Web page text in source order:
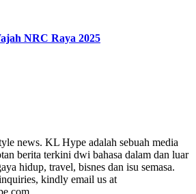
NRC Raya 2025
news. KL Hype adalah sebuah media
berita terkini dwi bahasa dalam dan luar
hidup, travel, bisnes dan isu semasa.
kindly email us at